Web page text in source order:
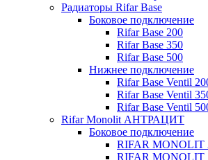
Радиаторы Rifar Base
Боковое подключение
Rifar Base 200
Rifar Base 350
Rifar Base 500
Нижнее подключение
Rifar Base Ventil
Rifar Base Ventil
Rifar Base Ventil
Rifar Monolit АНТРАЦИТ
Боковое подключение
RIFAR
RIFAR